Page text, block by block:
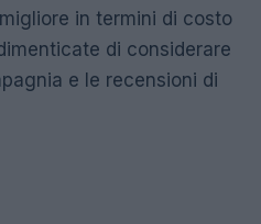
in termini di costo
di considerare
e le recensioni di